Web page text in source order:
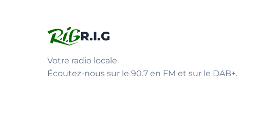
R.I.G
Votre radio locale
Écoutez-nous sur le 90.7 en FM et sur le DAB+.